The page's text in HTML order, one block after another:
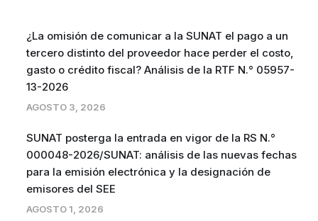
¿La omisión de comunicar a la SUNAT el pago a un
tercero distinto del proveedor hace perder el costo,
gasto o crédito fiscal? Análisis de la RTF N.° 05957-
13-2026
AGOSTO 3, 2026
SUNAT posterga la entrada en vigor de la RS N.°
000048-2026/SUNAT: análisis de las nuevas fechas
para la emisión electrónica y la designación de
emisores del SEE
AGOSTO 1, 2026